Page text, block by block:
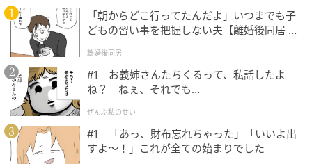
ドラマ『リボーン ～最後のヒーロー～』 最終話(C)テレビ朝日
反対に、英人として生きてきた光誠は、商店街の人た
ちが愛しく思えるように。置かれた環境によって人は
変わってしまう。「上から見下ろす人間も下から見上
げる人間も、同じ人間なんだ」と光誠。
「朝からどこ行ってたんだよ」いつまでも子
どもの習い事を把握しない夫【離婚後同居 Vo
離婚後同居
#1 お義姉さんたちくるって、私話したよ
ね？ ねぇ、それでも…
ぜんぶ私のせい
#1 「あっ、財布忘れちゃった」「いいよ出
すよ〜！」これが全ての始まりでした